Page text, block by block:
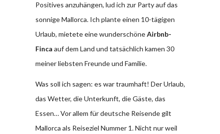
Positives anzuhängen, lud ich zur Party auf das
sonnige Mallorca. Ich plante einen 10-tägigen
Urlaub, mietete eine wunderschöneAirbnb-
Finca auf dem Land und tatsächlich kamen 30
meiner liebsten Freunde und Familie.
Was soll ich sagen: es war traumhaft! Der Urlaub,
das Wetter, die Unterkunft, die Gäste, das
Essen… Vor allem für deutsche Reisende gilt
Mallorca als Reiseziel Nummer 1. Nicht nur weil